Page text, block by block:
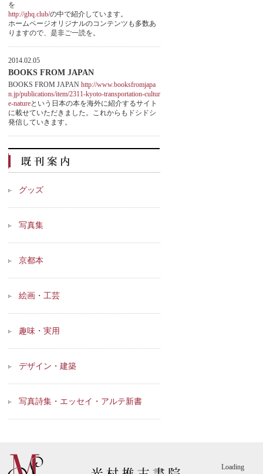
を
http://ghq.club/の中で紹介しています。
ホームページオリジナルのコンテンツも多数あ
りますので、是非ご一読を。
2014.02.05
BOOKS FROM JAPAN
BOOKS FROM JAPAN http://www.booksfromjapa
n.jp/publications/item/2311-kyoto-transportation-cultur
e-natureという日本の本を海外に紹介するサイト
に載せていただきました。これからもドシドシ
発信していきます。
グッズ
写真集
京都本
絵画・工芸
趣味・実用
デザイン・建築
写真詩集・エッセイ・アルテ新書
Loading